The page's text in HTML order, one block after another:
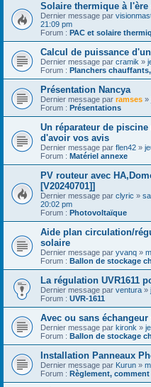
Solaire thermique à
Dernier message par
21:09 pm
Forum : PAC et solaire
Calcul de puissance
Dernier message par cramik »
Forum : Planchers
Présentation Nancya
Dernier message par ramses »
Forum : Présentations
Un réparateur de
d'avoir vos avis
Dernier message par flen42 »
Forum : Matériel annexe
PV routeur avec
[V20240701]]
Dernier message par clyric »
20:02 pm
Forum : Photovoltaïque
Aide plan circulation/
solaire
Dernier message par yvanq »
Forum : Ballon de stockage
La régulation UVR1611
Dernier message par ventura »
Forum : UVR-1611
Avec ou sans
Dernier message par kironk »
Forum : Ballon de stockage
Installation Panneaux
Dernier message par Kurun »
Forum : Règlement,